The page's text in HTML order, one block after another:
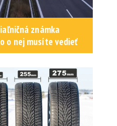
známka
o nej musíte vedieť